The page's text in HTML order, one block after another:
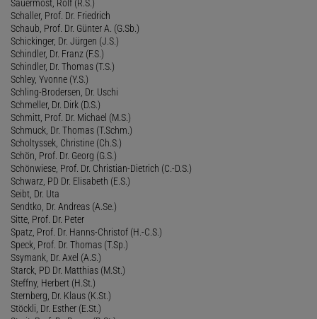
Sauermost, Rolf (R.S.)
Schaller, Prof. Dr. Friedrich
Schaub, Prof. Dr. Günter A. (G.Sb.)
Schickinger, Dr. Jürgen (J.S.)
Schindler, Dr. Franz (F.S.)
Schindler, Dr. Thomas (T.S.)
Schley, Yvonne (Y.S.)
Schling-Brodersen, Dr. Uschi
Schmeller, Dr. Dirk (D.S.)
Schmitt, Prof. Dr. Michael (M.S.)
Schmuck, Dr. Thomas (T.Schm.)
Scholtyssek, Christine (Ch.S.)
Schön, Prof. Dr. Georg (G.S.)
Schönwiese, Prof. Dr. Christian-Dietrich (C.-D.S.)
Schwarz, PD Dr. Elisabeth (E.S.)
Seibt, Dr. Uta
Sendtko, Dr. Andreas (A.Se.)
Sitte, Prof. Dr. Peter
Spatz, Prof. Dr. Hanns-Christof (H.-C.S.)
Speck, Prof. Dr. Thomas (T.Sp.)
Ssymank, Dr. Axel (A.S.)
Starck, PD Dr. Matthias (M.St.)
Steffny, Herbert (H.St.)
Sternberg, Dr. Klaus (K.St.)
Stöckli, Dr. Esther (E.St.)